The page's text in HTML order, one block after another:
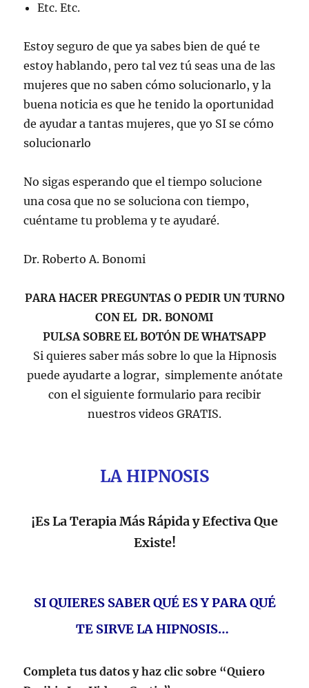
Etc. Etc.
Estoy seguro de que ya sabes bien de qué te
estoy hablando, pero tal vez tú seas una de las
mujeres que no saben cómo solucionarlo, y la
buena noticia es que he tenido la oportunidad
de ayudar a tantas mujeres, que yo SI se cómo
solucionarlo
No sigas esperando que el tiempo solucione
una cosa que no se soluciona con tiempo,
cuéntame tu problema y te ayudaré.
Dr. Roberto A. Bonomi
PARA HACER PREGUNTAS O PEDIR UN TURNO
CON EL DR. BONOMI
PULSA SOBRE EL BOTÓN DE WHATSAPP
Si quieres saber más sobre lo que la Hipnosis
puede ayudarte a lograr, simplemente anótate
con el siguiente formulario para recibir
nuestros videos GRATIS.
LA HIPNOSIS
¡Es La Terapia Más Rápida y Efectiva Que
Existe!
SI QUIERES SABER QUÉ ES Y PARA QUÉ
TE SIRVE LA HIPNOSIS…
Completa tus datos y haz clic sobre “Quiero